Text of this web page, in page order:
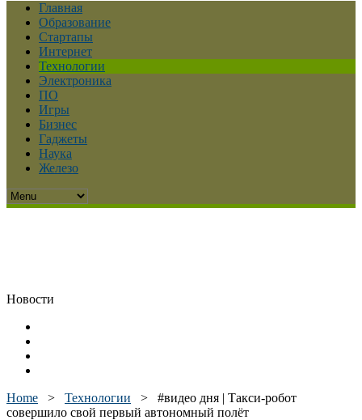
Главная
Образование
Стартапы
Интернет
Технологии
Электроника
ПО
Игры
Бизнес
Гаджеты
Наука
Железо
Новости
Home > Технологии > #видео дня | Такси-робот
совершило свой первый автономный полёт